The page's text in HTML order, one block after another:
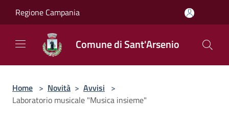
Regione Campania
Comune di Sant'Arsenio
Home > Novità > Avvisi >
Laboratorio musicale "Musica insieme"